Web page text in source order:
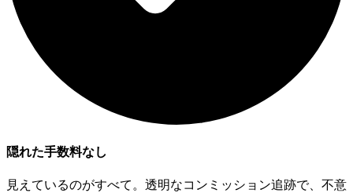
隠れた手数料なし
見えているのがすべて。透明なコンミッション追跡で、不意